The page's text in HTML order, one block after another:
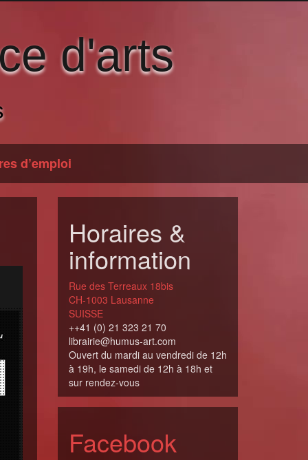
d'arts
d’emploi
Horaires &
information
Rue des Terreaux 18bis
CH-1003 Lausanne
SUISSE
++41 (0) 21 323 21 70
librairie@humus-art.com
Ouvert du mardi au vendredi de 12h
à 19h, le samedi de 12h à 18h et
sur rendez-vous
Facebook